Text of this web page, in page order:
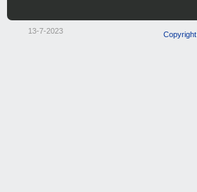
13-7-2023 Copyright